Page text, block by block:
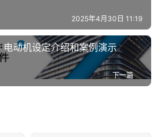
2025年4月30日 11:19
动机设定介绍和案例演示
下一篇